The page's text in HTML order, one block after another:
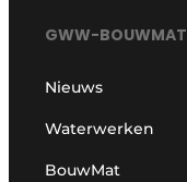
GWW-BOUWMAT
Nieuws
Waterwerken
BouwMat